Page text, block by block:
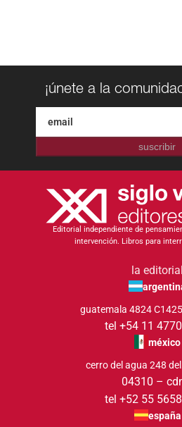
¡únete a la
suscribir
Editorial independiente de
intervención. Libros para
la editorial
guatemala 4824
tel +54 11
méxico
cerro del agua 248
04310 –
tel +52 55
españa